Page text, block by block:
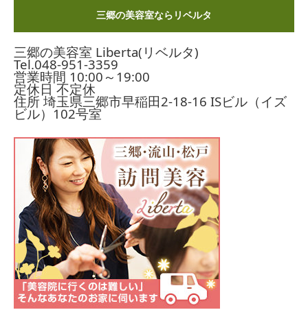
三郷の美容室ならリベルタ
三郷の美容室 Liberta(リベルタ)
Tel.048-951-3359
営業時間 10:00～19:00
定休日 不定休
住所 埼玉県三郷市早稲田2-18-16 ISビル（イズ
ビル）102号室